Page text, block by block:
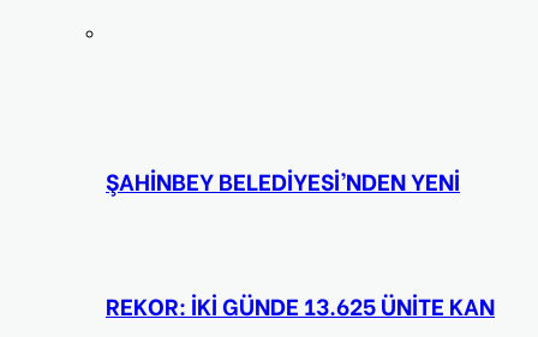
ŞAHİNBEY BELEDİYESİ’NDEN YENİ
REKOR: İKİ GÜNDE 13.625 ÜNİTE KAN